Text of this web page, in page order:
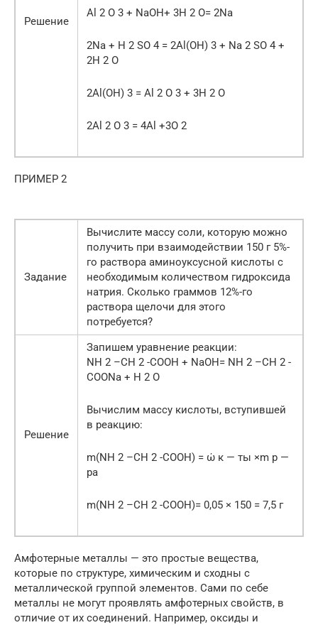
Решение
Al 2 O 3 + NaOH+ 3H 2 O= 2Na
2Na + H 2 SO 4 = 2Al(OH) 3 + Na 2 SO 4 +
2H 2 O
2Al(OH) 3 = Al 2 O 3 + 3H 2 O
2Al 2 O 3 = 4Al +3O 2
ПРИМЕР 2
Задание
Вычислите массу соли, которую можно
получить при взаимодействии 150 г 5%-
го раствора аминоуксусной кислоты с
необходимым количеством гидроксида
натрия. Сколько граммов 12%-го
раствора щелочи для этого
потребуется?
Решение
Запишем уравнение реакции:
NH 2 –CH 2 -COOH + NaOH= NH 2 –CH 2 -
COONa + H 2 O
Вычислим массу кислоты, вступившей
в реакцию:
m(NH 2 –CH 2 -COOH) = ώ к — ты ×m р —
ра
m(NH 2 –CH 2 -COOH)= 0,05 × 150 = 7,5 г
Амфотерные металлы — это простые вещества,
которые по структуре, химическим и сходны с
металлической группой элементов. Сами по себе
металлы не могут проявлять амфотерных свойств, в
отличие от их соединений. Например, оксиды и